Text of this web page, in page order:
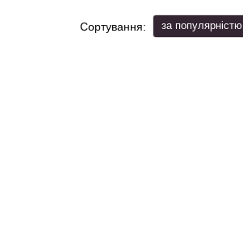
Сортування: за популярністю